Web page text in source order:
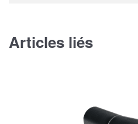
Articles liés